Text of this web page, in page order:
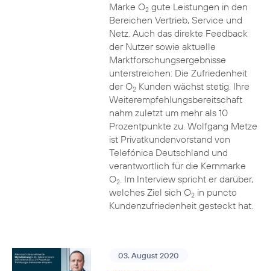
Marke O2gute Leistungen in den
Bereichen Vertrieb, Service und
Netz. Auch das direkte Feedback
der Nutzer sowie aktuelle
Marktforschungsergebnisse
unterstreichen: Die Zufriedenheit
der O2Kunden wächst stetig. Ihre
Weiterempfehlungsbereitschaft
nahm zuletzt um mehr als 10
Prozentpunkte zu. Wolfgang Metze
ist Privatkundenvorstand von
Telefónica Deutschland und
verantwortlich für die Kernmarke
O2. Im Interview spricht er darüber,
welches Ziel sich O2in puncto
Kundenzufriedenheit gesteckt hat.
03. August 2020